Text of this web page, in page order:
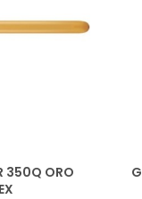
350Q ORO